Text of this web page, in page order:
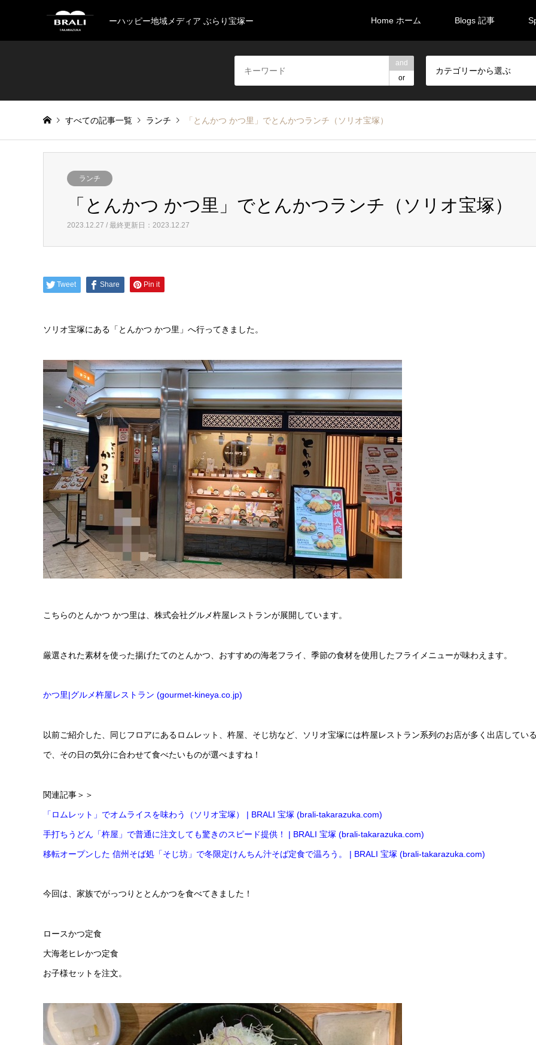
ーハッピー地域メディア ぶらり宝塚ー Home ホーム Blogs 記事
and
or
カテゴリーから選ぶ
すべての記事一覧 ランチ 「とんかつ かつ里」でとんかつランチ（ソリオ宝塚）
ランチ
「とんかつ かつ里」でとんかつランチ（ソリオ宝塚）
2023.12.27 / 最終更新日：2023.12.27
Tweet Share Pin it
ソリオ宝塚にある「とんかつ かつ里」へ行ってきました。
こちらのとんかつ かつ里は、株式会社グルメ杵屋レストランが展開しています。
厳選された素材を使った揚げたてのとんかつ、おすすめの海老フライ、季節の食材を使用したフライメニューが味わえます。
かつ里|グルメ杵屋レストラン (gourmet-kineya.co.jp)
以前ご紹介した、同じフロアにあるロムレット、杵屋、そじ坊など、ソリオ宝塚には杵屋レストラン系列のお店が多く出店してい
で、その日の気分に合わせて食べたいものが選べますね！
関連記事＞＞
「ロムレット」でオムライスを味わう（ソリオ宝塚） | BRALI 宝塚 (brali-takarazuka.com)
手打ちうどん「杵屋」で普通に注文しても驚きのスピード提供！ | BRALI 宝塚 (brali-takarazuka.com)
移転オープンした 信州そば処「そじ坊」で冬限定けんちん汁そば定食で温ろう。 | BRALI 宝塚 (brali-takarazuka.com)
今回は、家族でがっつりととんかつを食べてきました！
ロースかつ定食
大海老ヒレかつ定食
お子様セットを注文。